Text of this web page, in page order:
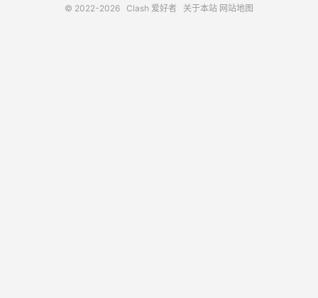
© 2022-2026 Clash 爱好者 关于本站 网站地图